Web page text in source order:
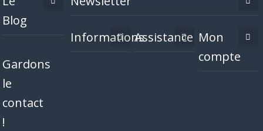
Blog
Gardons
le
contact
!
InformationsAssistance Mon
compte